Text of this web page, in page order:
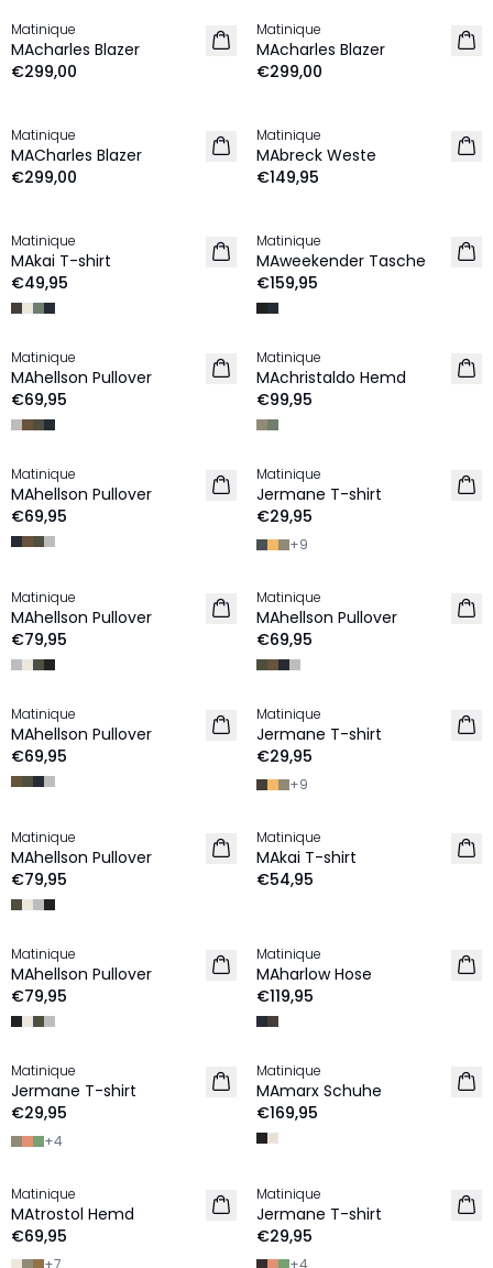
NEU
Matinique
MAcharles Blazer
€299,00
NEU
Matinique
MAcharles Blazer
€299,00
NEU
Matinique
MACharles Blazer
€299,00
NEU
Matinique
MAbreck Weste
€149,95
NEU
Matinique
MAkai T-shirt
€49,95
NEU
Matinique
MAweekender Tasche
€159,95
2 for €120
NEU
Matinique
MAhellson Pullover
€69,95
NEU
Matinique
MAchristaldo Hemd
€99,95
2 for €120
NEU
Matinique
MAhellson Pullover
€69,95
2 für €45
NEU
Matinique
Jermane T-shirt
€29,95
+9
NEU
Matinique
MAhellson Pullover
€79,95
2 for €120
NEU
Matinique
MAhellson Pullover
€69,95
2 for €120
NEU
Matinique
MAhellson Pullover
€69,95
2 für €45
NEU
Matinique
Jermane T-shirt
€29,95
+9
NEU
Matinique
MAhellson Pullover
€79,95
NEU
Matinique
MAkai T-shirt
€54,95
NEU
Matinique
MAhellson Pullover
€79,95
NEU
Matinique
MAharlow Hose
€119,95
2 für €45
NEU
Matinique
Jermane T-shirt
€29,95
+4
NEU
Matinique
MAmarx Schuhe
€169,95
2 for €120
NEU
Matinique
MAtrostol Hemd
€69,95
+7
2 für €45
NEU
Matinique
Jermane T-shirt
€29,95
+4